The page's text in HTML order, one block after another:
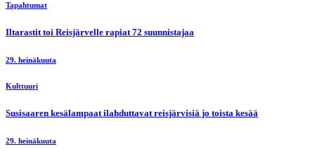
Tapahtumat
Iltarastit toi Reisjärvelle rapiat 72 suunnistajaa
29. heinäkuuta
Kulttuuri
Susisaaren kesälampaat ilahduttavat reisjärvisiä jo toista kesää
29. heinäkuuta